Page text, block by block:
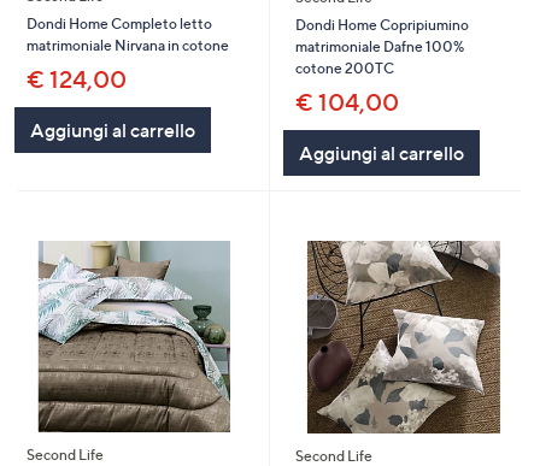
Dondi Home Completo letto
matrimoniale Nirvana in cotone
€ 124,00
Aggiungi al carrello
Dondi Home Copripiumino
matrimoniale Dafne 100%
cotone 200TC
€ 104,00
Aggiungi al carrello
Second Life
Second Life